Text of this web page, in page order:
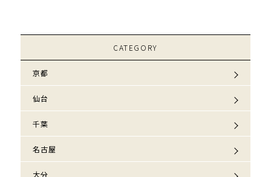
CATEGORY
京都
仙台
千葉
名古屋
大分